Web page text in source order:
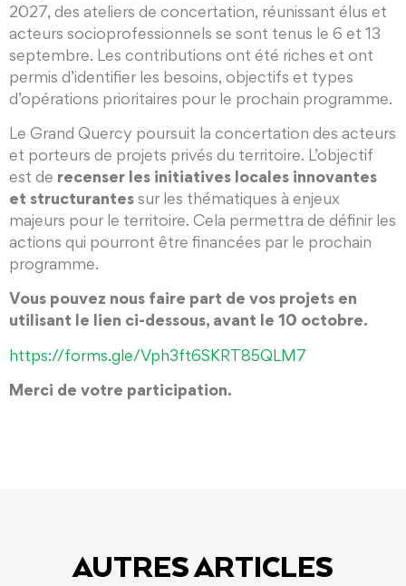
2027, des ateliers de concertation, réunissant élus et
acteurs socioprofessionnels se sont tenus le 6 et 13
septembre. Les contributions ont été riches et ont
permis d’identifier les besoins, objectifs et types
d’opérations prioritaires pour le prochain programme.
Le Grand Quercy poursuit la concertation des acteurs
et porteurs de projets privés du territoire. L’objectif
est de recenser les initiatives locales innovantes
et structurantes sur les thématiques à enjeux
majeurs pour le territoire. Cela permettra de définir les
actions qui pourront être financées par le prochain
programme.
Vous pouvez nous faire part de vos projets en
utilisant le lien ci-dessous, avant le 10 octobre.
https://forms.gle/Vph3ft6SKRT85QLM7
Merci de votre participation.
AUTRES ARTICLES